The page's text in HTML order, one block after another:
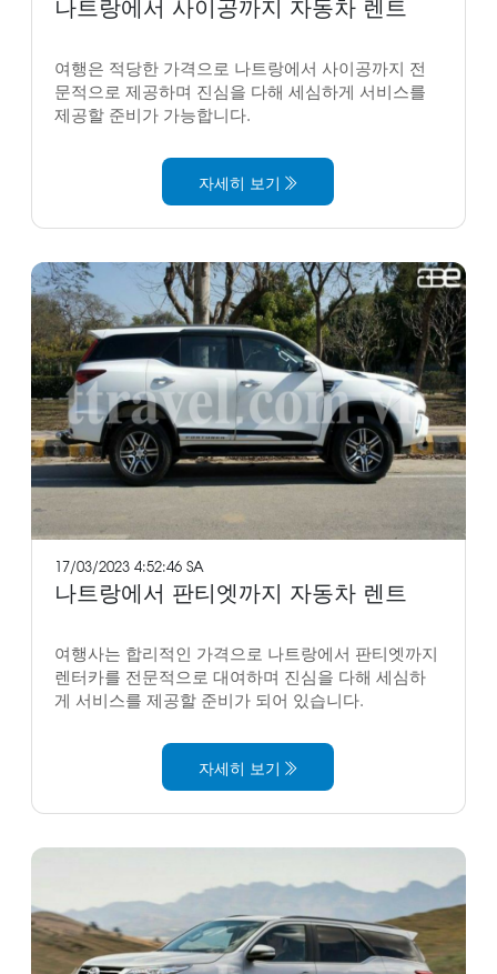
여행은 적당한 가격으로 나트랑에서 사이공까지 전
문적으로 제공하며 진심을 다해 세심하게 서비스를
제공할 준비가 가능합니다.
자세히 보기
17/03/2023 4:52:46 SA
나트랑에서 판티엣까지 자동차 렌트
여행사는 합리적인 가격으로 나트랑에서 판티엣까지
렌터카를 전문적으로 대여하며 진심을 다해 세심하
게 서비스를 제공할 준비가 되어 있습니다.
자세히 보기